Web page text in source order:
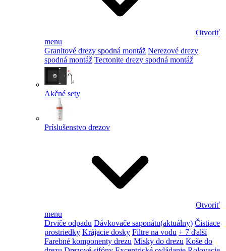
Otvoriť
menu
Granitové drezy spodná montáž Nerezové drezy
spodná montáž Tectonite drezy spodná montáž
Akčné sety
Príslušenstvo drezov
Otvoriť
menu
Drviče odpadu Dávkovače saponátu(aktuálny) Čistiace
prostriedky Krájacie dosky Filtre na vodu + 7 ďalší
Farebné komponenty drezu Misky do drezu Koše do